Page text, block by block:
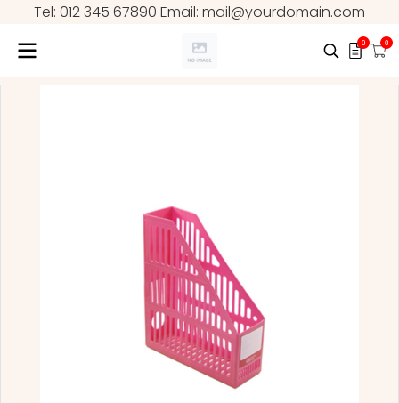
Tel: 012 345 67890 Email: mail@yourdomain.com
0 0